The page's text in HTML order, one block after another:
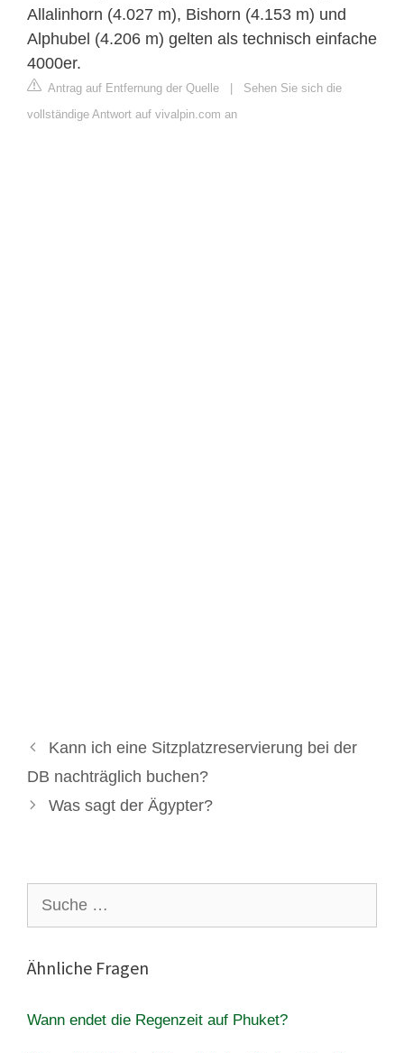
Allalinhorn (4.027 m), Bishorn (4.153 m) und
Alphubel (4.206 m) gelten als technisch einfache
4000er.
Antrag auf Entfernung der Quelle | Sehen Sie sich die
vollständige Antwort auf vivalpin.com an
Kann ich eine Sitzplatzreservierung bei der
DB nachträglich buchen?
Was sagt der Ägypter?
nach:
Ähnliche Fragen
Wann endet die Regenzeit auf Phuket?